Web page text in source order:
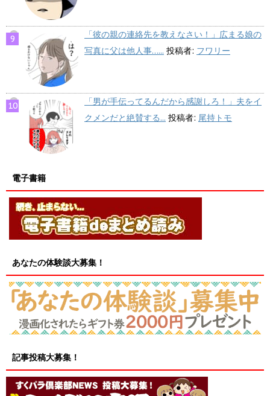
「彼の親の連絡先を教えなさい！」広まる娘の
写真に父は他人事…... 投稿者: フワリー
「男が手伝ってるんだから感謝しろ！」夫をイ
クメンだと絶賛する... 投稿者: 尾持トモ
電子書籍
あなたの体験談大募集！
記事投稿大募集！